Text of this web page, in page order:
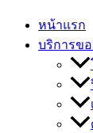
หน้าแรก
บริการขอ